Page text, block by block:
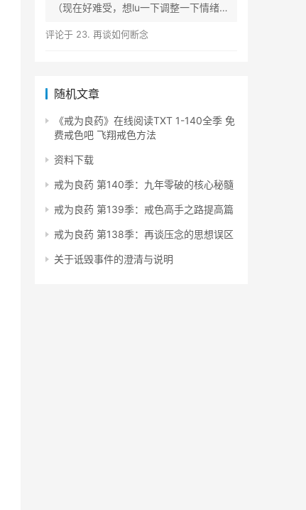
（现在好难受，想lu一下调整一下情绪）
评论于 23. 再谈如何断念
随机文章
《戒为良药》在线阅读TXT 1-140全季 免
费戒色吧 飞翔戒色方法
资料下载
戒为良药 第140季：九年零破的核心秘髓
戒为良药 第139季：戒色高手之路提高篇
戒为良药 第138季：再谈压念的思想误区
关于诋毁事件的澄清与说明